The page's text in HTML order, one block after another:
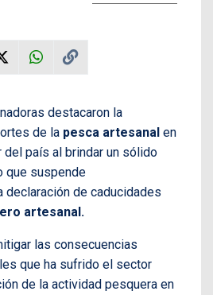
destacaron la
de la pesca artesanal en
del país al brindar un sólido
que suspende
declaración de caducidades
artesanal.
las consecuencias
que ha sufrido el sector
de la actividad pesquera en